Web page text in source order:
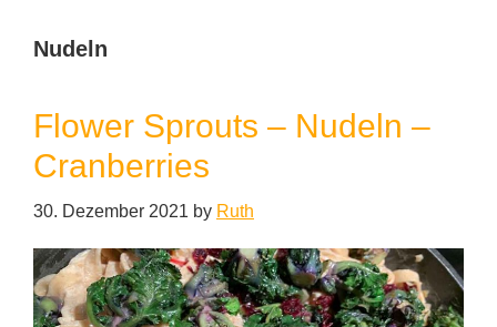
Nudeln
Flower Sprouts – Nudeln –
Cranberries
30. Dezember 2021 by Ruth